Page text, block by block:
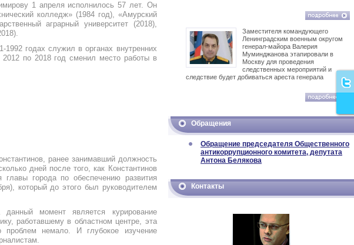
1 апреля исполнилось 57 лет. Он
колледж» (1984 год), «Амурский
аграрный университет (2018),
годах служил в органах внутренних
по 2018 год сменил место работы в
ранее занимавший должность
дней после того, как Константинов
города по обеспечению развития
который до этого был руководителем
момент является курирование
работавшему в областном центре, эта
немало. И глубокое изучение
Заместителя командующего
Ленинградским военным округом
генерал-майора Валерия
Муминджанова этапировали в
Москву для проведения
следственных мероприятий и
следствие будет добиваться ареста генерала
Обращения
Обращение председателя Общественного
антикоррупционного комитета, депутата
Антона Белякова
Контакты